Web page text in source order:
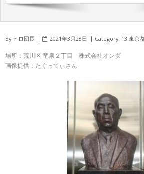
By ヒロ団長 2021年3月28日 Category: 13.東京
場所：荒川区 竜泉２丁目 株式会社オンダ
画像提供：たぐってぃさん